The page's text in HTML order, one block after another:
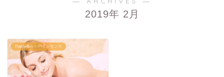
2019年 2月
Happy暮らしのエッセンス